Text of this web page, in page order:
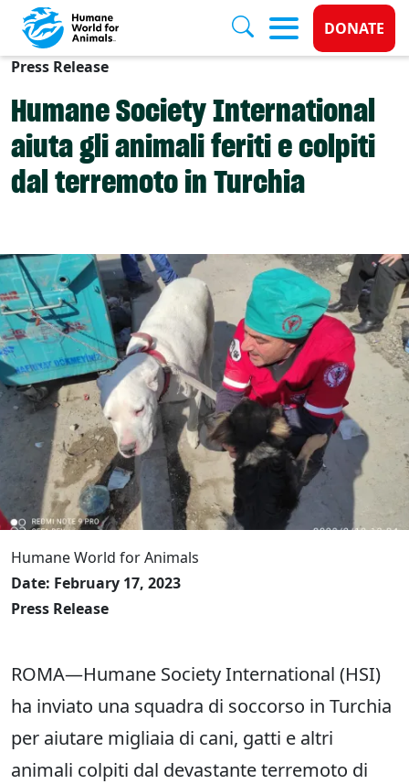
Skip to main content
Donate
DONATE
Press Release
Humane Society International
aiuta gli animali feriti e colpiti
dal terremoto in Turchia
Humane World for Animals
Date: February 17, 2023
Press Release
ROMA—Humane Society International (HSI)
ha inviato una squadra di soccorso in Turchia
per aiutare migliaia di cani, gatti e altri
animali colpiti dal devastante terremoto di